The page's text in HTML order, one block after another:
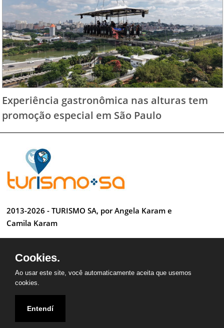
Experiência gastronômica nas alturas tem
promoção especial em São Paulo
2013-2026 - TURISMO SA, por Angela Karam e
Camila Karam
Desenvolvido por Anderson Luiz
Cookies.
Ao usar este site, você automaticamente aceita que usemos
cookies.
Entendí